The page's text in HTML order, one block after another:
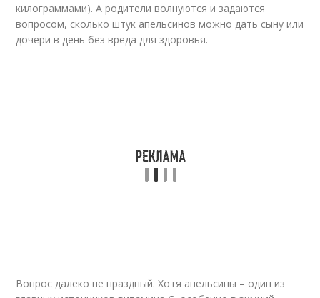
килограммами). А родители волнуются и задаются
вопросом, сколько штук апельсинов можно дать сыну или
дочери в день без вреда для здоровья.
Вопрос далеко не праздный. Хотя апельсины – один из